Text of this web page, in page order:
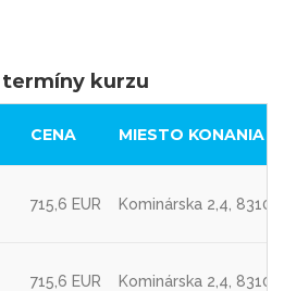
termíny kurzu
CENA MIESTO KONANIA
715,6 EUR Kominárska 2,4,
715,6 EUR Kominárska 2,4,